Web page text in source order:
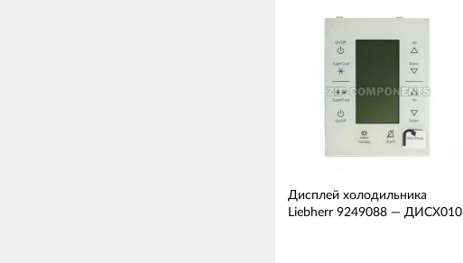
Дисплей холодильника
Liebherr 9249088 — ДИСХ010